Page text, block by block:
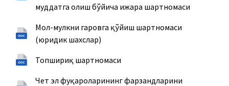
муддатга олиш бўйича ижара шартномаси
Мол-мулкни гаровга қўйиш шартномаси
(юридик шахслар)
Топшириқ шартномаси
Чет эл фуқароларининг фарзандларини